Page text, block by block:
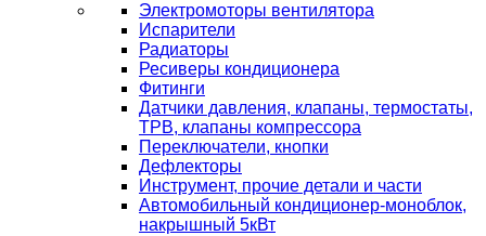
Электромоторы вентилятора
Испарители
Радиаторы
Ресиверы кондиционера
Фитинги
Датчики давления, клапаны, термостаты,
ТРВ, клапаны компрессора
Переключатели, кнопки
Дефлекторы
Инструмент, прочие детали и части
Автомобильный кондиционер-моноблок,
накрышный 5кВт